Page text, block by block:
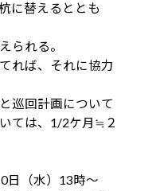
に替えるととも
られる。
れば、それに協力
巡回計画について
ては、1/2ケ月≒２
日（水）13時～